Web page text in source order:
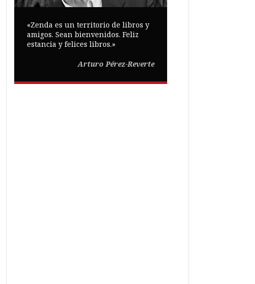
«Zenda es un territorio de libros y
amigos. Sean bienvenidos. Feliz
estancia y felices libros.»
Arturo Pérez-Reverte